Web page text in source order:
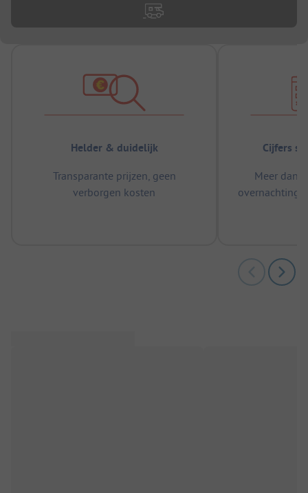
Helder & duidelijk
Transparante prijzen, geen
verborgen kosten
Cijfers
Meer dan